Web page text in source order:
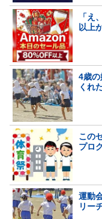
「え
以上
4歳の
くれ
この
プロ
運動
リー